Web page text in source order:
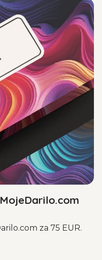
za 75 EUR.